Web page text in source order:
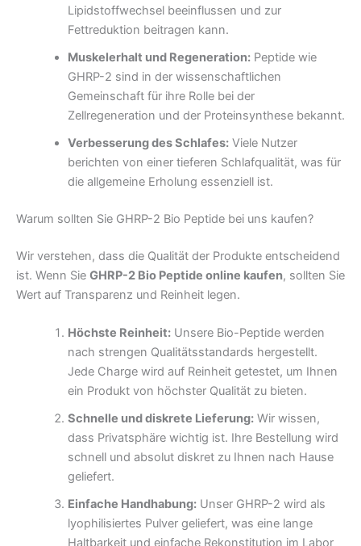
Lipidstoffwechsel beeinflussen und zur
Fettreduktion beitragen kann.
Muskelerhalt und Regeneration:Peptide wie
GHRP-2 sind in der wissenschaftlichen
Gemeinschaft für ihre Rolle bei der
Zellregeneration und der Proteinsynthese bekannt.
Verbesserung des Schlafes:Viele Nutzer
berichten von einer tieferen Schlafqualität, was für
die allgemeine Erholung essenziell ist.
Warum sollten Sie GHRP-2 Bio Peptide bei uns kaufen?
Wir verstehen, dass die Qualität der Produkte entscheidend
ist. Wenn Sie GHRP-2 Bio Peptide online kaufen, sollten Sie
Wert auf Transparenz und Reinheit legen.
Höchste Reinheit:Unsere Bio-Peptide werden
nach strengen Qualitätsstandards hergestellt.
Jede Charge wird auf Reinheit getestet, um Ihnen
ein Produkt von höchster Qualität zu bieten.
Schnelle und diskrete Lieferung:Wir wissen,
dass Privatsphäre wichtig ist. Ihre Bestellung wird
schnell und absolut diskret zu Ihnen nach Hause
geliefert.
Einfache Handhabung:Unser GHRP-2 wird als
lyophilisiertes Pulver geliefert, was eine lange
Haltbarkeit und einfache Rekonstitution im Labor